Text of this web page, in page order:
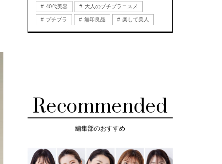
40代美容 大人のプチプラコスメ
プチプラ 無印良品 楽して美人
Recommended
編集部のおすすめ